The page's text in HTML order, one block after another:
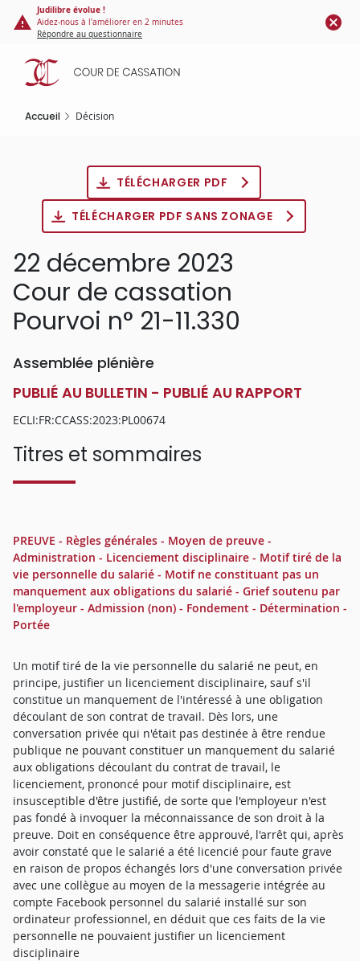
Panneau de gestion des cookies
contenu
principal
Judilibre évolue !
Aidez-nous à l'améliorer en 2 minutes
Répondre au questionnaire
Accueil Décision
TÉLÉCHARGER PDF
TÉLÉCHARGER PDF SANS ZONAGE
22 décembre 2023
Cour de cassation
Pourvoi n° 21-11.330
Assemblée plénière
PUBLIÉ AU BULLETIN - PUBLIÉ AU RAPPORT
ECLI:FR:CCASS:2023:PL00674
Titres et sommaires
PREUVE - Règles générales - Moyen de preuve -
Administration - Licenciement disciplinaire - Motif tiré de la
vie personnelle du salarié - Motif ne constituant pas un
manquement aux obligations du salarié - Grief soutenu par
l'employeur - Admission (non) - Fondement - Détermination -
Portée
Un motif tiré de la vie personnelle du salarié ne peut, en
principe, justifier un licenciement disciplinaire, sauf s'il
constitue un manquement de l'intéressé à une obligation
découlant de son contrat de travail. Dès lors, une
conversation privée qui n'était pas destinée à être rendue
publique ne pouvant constituer un manquement du salarié
aux obligations découlant du contrat de travail, le
licenciement, prononcé pour motif disciplinaire, est
insusceptible d'être justifié, de sorte que l'employeur n'est
pas fondé à invoquer la méconnaissance de son droit à la
preuve. Doit en conséquence être approuvé, l'arrêt qui, après
avoir constaté que le salarié a été licencié pour faute grave
en raison de propos échangés lors d'une conversation privée
avec une collègue au moyen de la messagerie intégrée au
compte Facebook personnel du salarié installé sur son
ordinateur professionnel, en déduit que ces faits de la vie
personnelle ne pouvaient justifier un licenciement
disciplinaire